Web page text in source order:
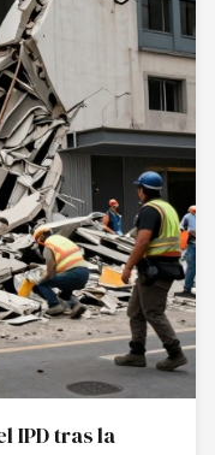
IPD tras la